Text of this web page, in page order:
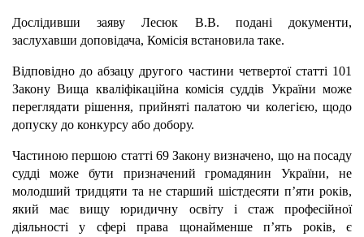
Дослідивши заяву Лесюк В.В. подані документи,
заслухавши доповідача, Комісія встановила таке.
Відповідно до абзацу другого частини четвертої статті 101
Закону Вища кваліфікаційна комісія суддів України може
переглядати рішення, прийняті палатою чи колегією, щодо
допуску до конкурсу або добору.
Частиною першою статті 69 Закону визначено, що на посаду
судді може бути призначений громадянин України, не
молодший тридцяти та не старший шістдесяти п’яти років,
який має вищу юридичну освіту і стаж професійної
діяльності у сфері права щонайменше п’ять років, є